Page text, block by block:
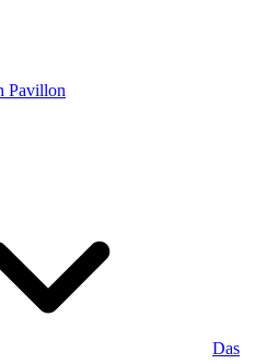
Pavillon
Das